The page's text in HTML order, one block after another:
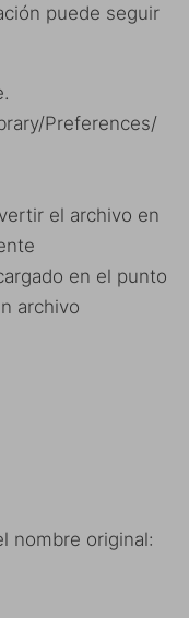
puede seguir
Preferences/
el archivo en
en el punto
archivo
nombre original: